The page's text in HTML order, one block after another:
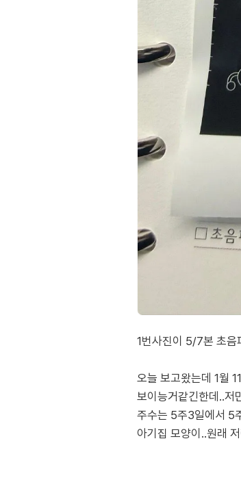
1번사진이 5/7본 초음
오늘 보고왔는데 1월
보이능거같긴한데..저
주수는 5주3일에서 5
아기집 모양이..원래